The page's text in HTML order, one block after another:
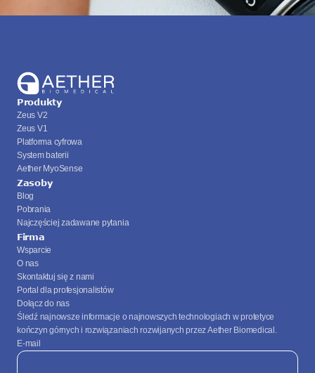
Produkty
Zeus V2
Zeus V1
Platforma cyfrowa
System baterii
Aether MyoSense
Zasoby
Blog
Pobrania
Najczęściej zadawane pytania
Firma
Wsparcie
O nas
Skontaktuj się z nami
Portal dla profesjonalistów
Dołącz do nas
Śledź najnowsze informacje o najnowszych technologiach w protetyce
kończyn górnych i rozwiązaniach rozwijanych przez Aether Biomedical.
E-mail